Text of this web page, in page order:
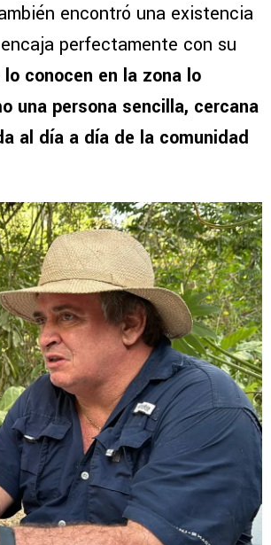
encontró una existencia
perfectamente con su
lo conocen en la zona lo
una persona sencilla, cercana
al día a día de la comunidad